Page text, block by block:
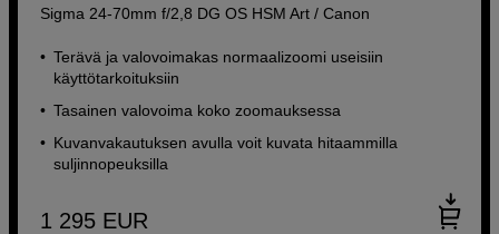
Sigma 24-70mm f/2,8 DG OS HSM Art / Canon
Terävä ja valovoimakas normaalizoomi useisiin
käyttötarkoituksiin
Tasainen valovoima koko zoomauksessa
Kuvanvakautuksen avulla voit kuvata hitaammilla
suljinnopeuksilla
1 295 EUR